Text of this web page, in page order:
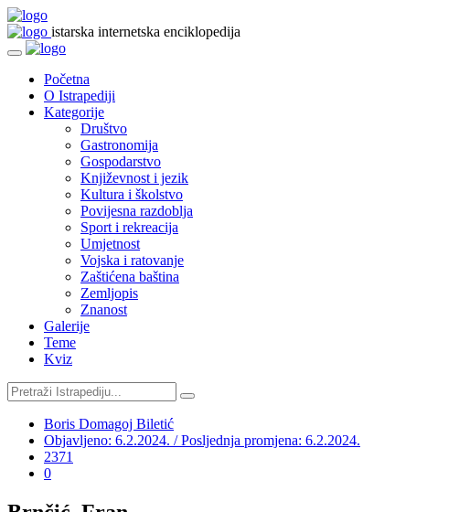
istarska internetska enciklopedija
Početna
O Istrapediji
Kategorije
Društvo
Gastronomija
Gospodarstvo
Književnost i jezik
Kultura i školstvo
Povijesna razdoblja
Sport i rekreacija
Umjetnost
Vojska i ratovanje
Zaštićena baština
Zemljopis
Znanost
Galerije
Teme
Kviz
Boris Domagoj Biletić
Objavljeno: 6.2.2024. / Posljednja promjena: 6.2.2024.
2371
0